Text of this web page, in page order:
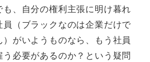
も、自分の権利主張に明け暮れ
員（ブラックなのは企業だけで
がいようものなら、もう社員
う必要があるのか？という疑問